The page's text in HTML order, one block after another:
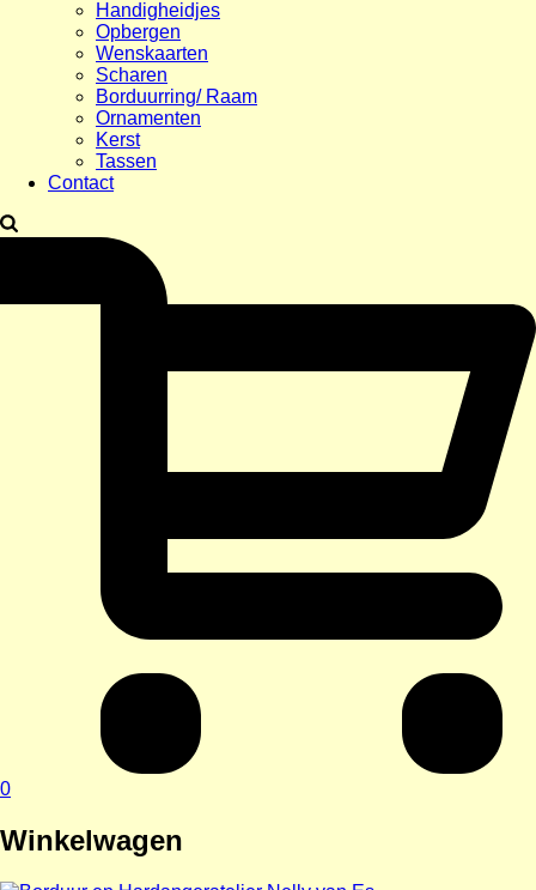
Handigheidjes
Opbergen
Wenskaarten
Scharen
Borduurring/ Raam
Ornamenten
Kerst
Tassen
Contact
0
Winkelwagen